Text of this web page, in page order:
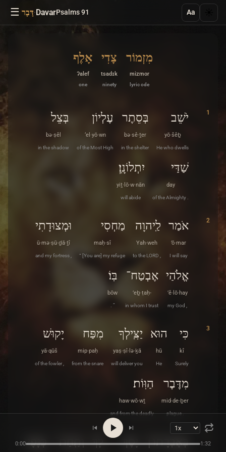
☰ דָּבָר·DavarPsalms 91 Aa
מִזְמוֹר
mizmor
lyric ode
צָדִי
tsadɪk
ninety
אָלֶף
ʔalef
one
1 יֹשֵׁב
yō·šêḇ
He who dwells
בְּסֵתֶר
bə·sê·ṯer
in the shelter
עֶלְיוֹן
‘el·yō·wn
of the Most High
בְּצֵל
bə·ṣêl
in the shadow
שַׁדַּי
day
of the Almighty .
יִתְלוֹנָֽן׃
yiṯ·lō·w·nān
will abide
2 אֹמַר
’ō·mar
I will say
לַֽיהוָה
Yah·weh
to the LORD ,
מַחְסִי
maḥ·sî
“ [You are] my refuge
וּמְצוּדָתִי
ū·mə·ṣū·ḏā·ṯî
and my fortress ,
אֱלֹהַי
’ĕ·lō·hay
my God ,
אֶבְטַח־
’eḇ·ṭaḥ-
in whom I trust
בּֽוֹ׃
bōw
. ”
3 כִּי
kî
Surely
הוּא
hū
He
יַצִּֽילְךָ
yaṣ·ṣî·lə·ḵā
will deliver you
מִפַּח
mip·paḥ
from the snare
יָקוּשׁ
yā·qūš
of the fowler ,
מִדֶּבֶר
mid·de·ḇer
plague .
הַוּֽוֹת׃
haw·wō·wṯ
and from the deadly
בְּאֶבְרָתוֹ׀ יָסֶךְ לָךְ וְתַֽחַת־ כְּנָפָיו0:00 1:32